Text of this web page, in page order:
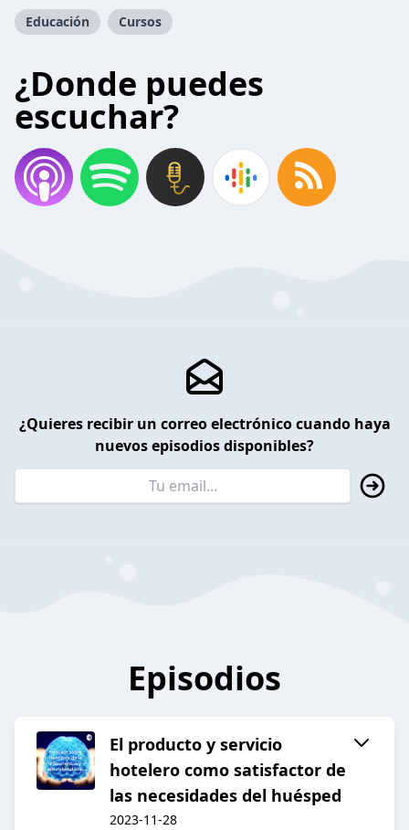
Educación Cursos
¿Donde puedes
escuchar?
¿Quieres recibir un correo electrónico cuando haya
nuevos episodios disponibles?
Episodios
El producto y servicio
hotelero como satisfactor de
las necesidades del huésped
2023-11-28